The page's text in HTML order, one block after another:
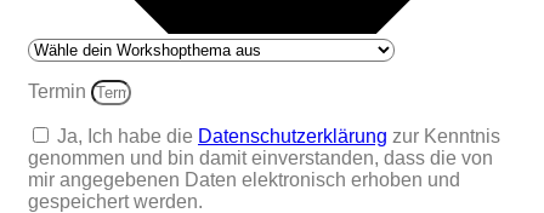
Termin
Ja, Ich habe die Datenschutzerklärung zur Kenntnis
genommen und bin damit einverstanden, dass die von
mir angegebenen Daten elektronisch erhoben und
gespeichert werden.